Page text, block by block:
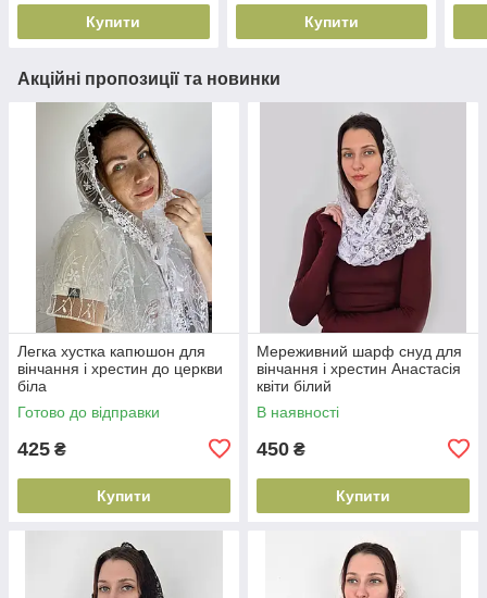
Купити Купити
Акційні пропозиції та новинки
Легка хустка капюшон для
вінчання і хрестин до церкви
біла
Готово до відправки
425 ₴
Купити
Мереживний шарф снуд для
вінчання і хрестин Анастасія
квіти білий
В наявності
450 ₴
Купити